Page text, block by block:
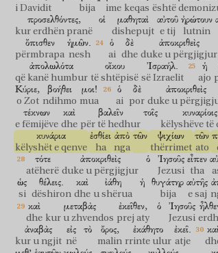
i Davidit bija ime keqas është
προσελθόντες,
kur erdhën pranë
οἱ μαθηταὶ
dishepujt
αὐτοῦ
e tij
ἠρώτουν
lutnin
ὄπισθεν
përmbrapa
ἡμῶν.
nesh
ὁ
ai
δὲ
dhe
ἀποκριθεὶς
duke u përgjigjur
ἀπολωλότα
që kanë humbur
οἴκου
të shtëpisë
Ἰσραήλ.
së Izraelit
ἡ
ajo
Κύριε,
o Zot
βοήθει
ndihmo
μοι!
mua
ὁ
ai
δὲ
por
ἀποκριθεὶς
duke u
τέκνων
e fëmijëve
καὶ
dhe
βαλεῖν
për të hedhur
τοῖς
këlyshëve të
κυνάρια
këlyshët e qenve
ἐσθίει
ha
ἀπὸ
nga
τῶν ψιχίων
thërrimet
τῶν
ato
τότε
atëherë
ἀποκριθεὶς
duke u përgjigjur
ὁ Ἰησοῦς
Jezusi
εἶπεν
tha
ὡς
si
θέλεις.
dëshiron
καὶ
dhe
ἰάθη
u shërua
ἡ θυγάτηρ
bija
αὐτῆς
e saj
καὶ
dhe
μεταβὰς
kur u zhvendos
ἐκεῖθεν,
prej aty
ὁ Ἰησοῦς
Jezusi
ἀναβὰς
kur u ngjit
εἰς
në
τὸ ὄρος,
malin
ἐκάθητο
rrinte ulur
ἐκεῖ.
atje